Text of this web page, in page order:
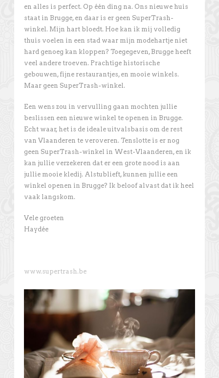
en alles is perfect. Op één ding na. Ons nieuwe huis
staat in Brugge, en daar is er geen SuperTrash-
winkel. Mijn hart bloedt. Hoe kan ik mij volledig
thuis voelen in een stad waar mijn modehartje niet
hard genoeg kan kloppen? Toegegeven, Brugge heeft
veel andere troeven. Prachtige historische
gebouwen, fijne restaurantjes, en mooie winkels.
Maar geen SuperTrash-winkel.
Een wens zou in vervulling gaan mochten jullie
beslissen een nieuwe winkel te openen in Brugge.
Echt waar, het is de ideale uitvalsbasis om de rest
van Vlaanderen te veroveren. Tenslotte is er nog
geen SuperTrash-winkel in West-Vlaanderen, en ik
kan jullie verzekeren dat er een grote nood is aan
jullie mooie kledij. Alstublieft, kunnen jullie een
winkel openen in Brugge? Ik beloof alvast dat ik heel
vaak langskom.
Vele groeten
Haydée
www.supertrash.be